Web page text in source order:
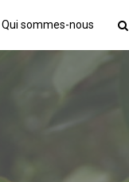
Qui sommes-nous